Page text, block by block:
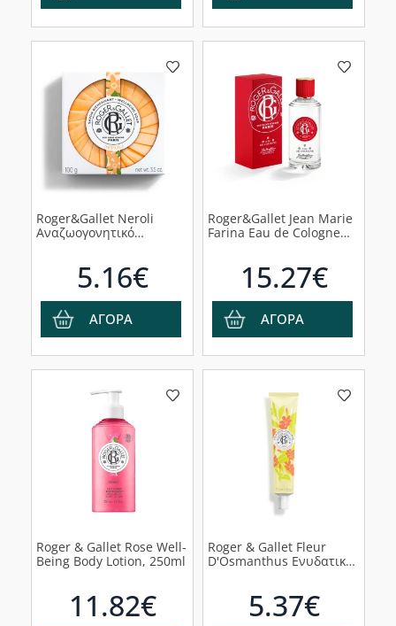
Roger&Gallet Neroli
Αναζωογονητικό
5.16€
ΑΓΟΡΑ
Roger&Gallet Jean Marie
Farina Eau de Cologne
15.27€
ΑΓΟΡΑ
Roger & Gallet Rose Well-
Being Body Lotion, 250ml
11.82€
Roger & Gallet Fleur
D'Osmanthus Ενυδατική
5.37€